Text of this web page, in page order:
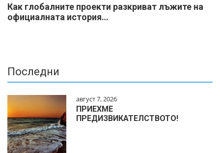
Как глобалните проекти разкриват лъжите на
официалната история…
Последни
август 7, 2026
ПРИЕХМЕ
ПРЕДИЗВИКАТЕЛСТВОТО!